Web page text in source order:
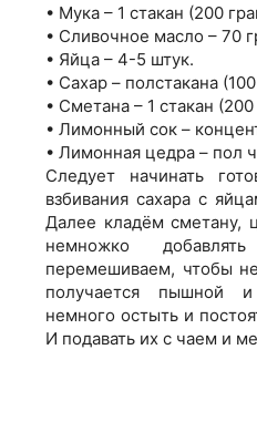
• Мука – 1 стакан (200
• Сливочное масло – 70
• Яйца – 4-5 штук.
• Сахар – полстакана
• Сметана – 1 стакан
• Лимонный сок –
• Лимонная цедра – пол
Следует начинать
взбивания сахара с
Далее кладём сметану,
немножко
перемешиваем, чтобы
получается пышной
немного остыть и
И подавать их с чаем и